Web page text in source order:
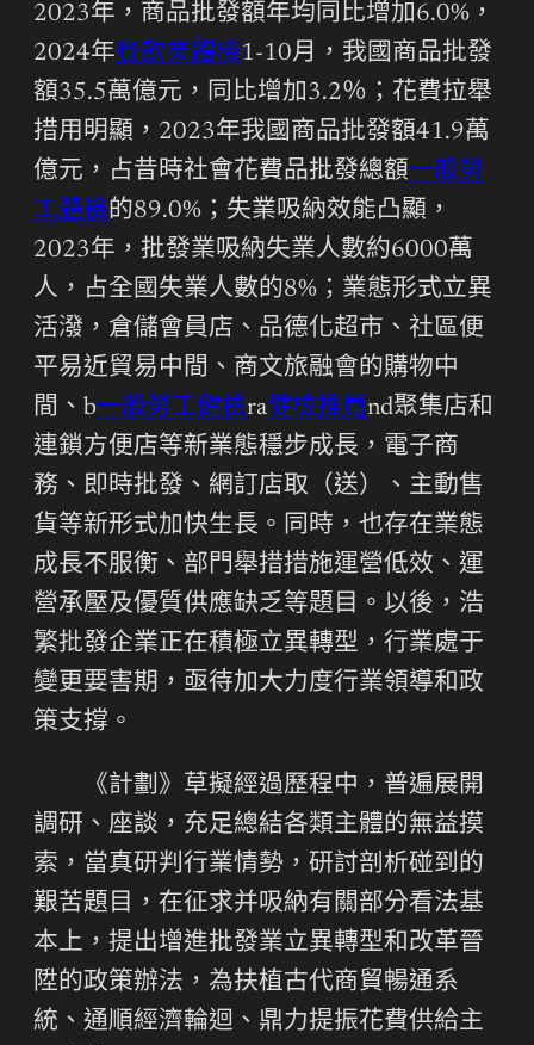
2023年，商品批發額年均同比增加6.0%，
2024年餐飲業體檢1-10月，我國商品批發
額35.5萬億元，同比增加3.2％；花費拉舉
措用明顯，2023年我國商品批發額41.9萬
億元，占昔時社會花費品批發總額一般勞
工體檢的89.0%；失業吸納效能凸顯，
2023年，批發業吸納失業人數約6000萬
人，占全國失業人數的8%；業態形式立異
活潑，倉儲會員店、品德化超市、社區便
平易近貿易中間、商文旅融會的購物中
間、b一般勞工健檢ra健檢推薦nd聚集店和
連鎖方便店等新業態穩步成長，電子商
務、即時批發、網訂店取（送）、主動售
貨等新形式加快生長。同時，也存在業態
成長不服衡、部門舉措措施運營低效、運
營承壓及優質供應缺乏等題目。以後，浩
繁批發企業正在積極立異轉型，行業處于
變更要害期，亟待加大力度行業領導和政
策支撐。
《計劃》草擬經過歷程中，普遍展開
調研、座談，充足總結各類主體的無益摸
索，當真研判行業情勢，研討剖析碰到的
艱苦題目，在征求并吸納有關部分看法基
本上，提出增進批發業立異轉型和改革晉
陞的政策辦法，為扶植古代商貿暢通系
統、通順經濟輪迴、鼎力提振花費供給主